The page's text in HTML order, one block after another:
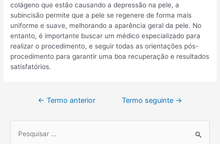
colágeno que estão causando a depressão na pele, a
subincisão permite que a pele se regenere de forma mais
uniforme e suave, melhorando a aparência geral da pele. No
entanto, é importante buscar um médico especializado para
realizar o procedimento, e seguir todas as orientações pós-
procedimento para garantir uma boa recuperação e resultados
satisfatórios.
← Termo anterior Termo seguinte →